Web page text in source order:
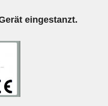
eingestanzt.